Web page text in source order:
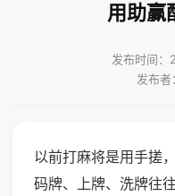
用助赢
发布时间
发布者
以前打麻将是用手搓
码牌、上牌、洗牌往